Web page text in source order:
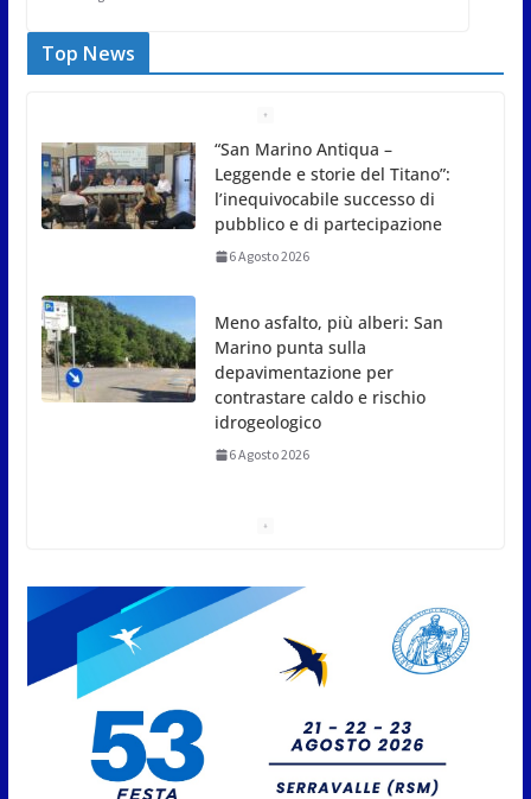
Top News
Meno asfalto, più alberi: San
Marino punta sulla
depavimentazione per
idrogeologico
San Marino. USL: l’inferno di
Marcinelle diventi monito e
memoria collettiva
6 Agosto 2026
Protezione Civile San Marino.
Incendi boschivi: attivazione
della fase preliminare di
6 Agosto 2026